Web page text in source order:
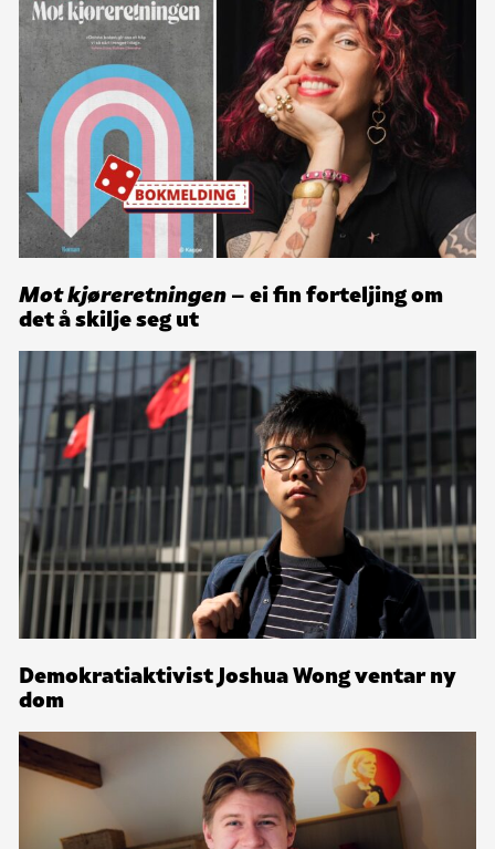
Mot kjøreretningen– ei fin forteljing om
det å skilje seg ut
Demokratiaktivist Joshua Wong ventar ny
dom